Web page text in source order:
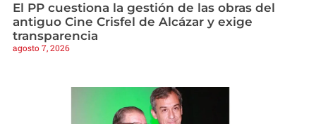
El PP cuestiona la gestión de las obras del
antiguo Cine Crisfel de Alcázar y exige
transparencia
agosto 7, 2026